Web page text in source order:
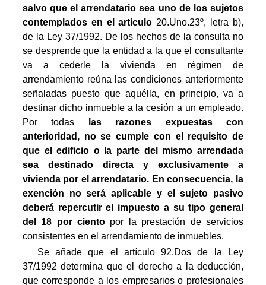
salvo que el arrendatario sea uno de los sujetos
contemplados en el artículo 20.Uno.23º, letra b),
de la Ley 37/1992. De los hechos de la consulta no
se desprende que la entidad a la que el consultante
va a cederle la vivienda en régimen de
arrendamiento reúna las condiciones anteriormente
señaladas puesto que aquélla, en principio, va a
destinar dicho inmueble a la cesión a un empleado.
Por todas
las razones expuestas con
anterioridad, no se cumple con el requisito de
que el edificio o la parte del mismo arrendada
sea destinado directa y exclusivamente a
vivienda por el arrendatario. En consecuencia, la
exención no será aplicable y el sujeto pasivo
deberá repercutir el impuesto a su tipo general
del 18 por ciento por la prestación de servicios
consistentes en el arrendamiento de inmuebles.
Se añade que el artículo 92.Dos de la Ley
37/1992 determina que el derecho a la deducción,
que corresponde a los empresarios o profesionales